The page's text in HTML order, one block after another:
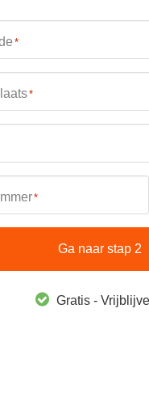
*
*
*
Ga naar stap 2
Gratis -